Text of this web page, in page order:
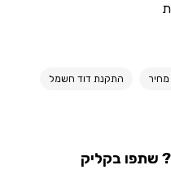
התקנת דוד חשמל
שתפו בקליק